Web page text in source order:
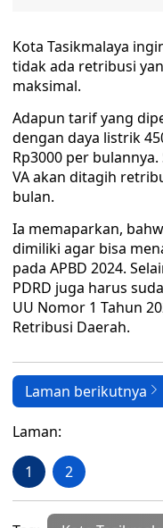
Kota Tasikmalaya
tidak ada retribusi
maksimal.
Adapun tarif yang
dengan daya listrik
Rp3000 per
VA akan ditagih
bulan.
Ia memaparkan,
dimiliki agar bisa
pada APBD 2024.
PDRD juga harus
UU Nomor 1 Tahun
Retribusi Daerah.
Laman berikutnya
Laman:
1 2